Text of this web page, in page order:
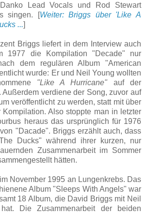
Lead Vocals und Rod Stewart
singen. [Weiter: Briggs über 'Like A
...]
Briggs liefert in dem Interview auch
1977 die Kompilation "Decade" nur
dem regulären Album "American
wurde: Er und Neil Young wollten
"Like A Hurricane" auf der
Außerdem verdiene der Song, zuvor auf
veröffentlicht zu werden, statt mit über
Also stoppte man in letzter
heraus das ursprünglich für 1976
"Dacade". Briggs erzählt auch, dass
Ducks" während ihrer kurzen, nur
Zusammenarbeit im Sommer
hätten.
November 1995 an Lungenkrebs. Das
Album "Sleeps With Angels" war
18 Album, die David Briggs mit Neil
Die Zusammenarbeit der beiden